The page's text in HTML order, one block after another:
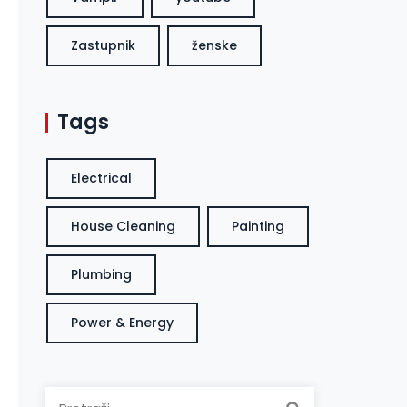
Zastupnik ženske
Tags
Electrical
House Cleaning Painting
Plumbing
Power & Energy